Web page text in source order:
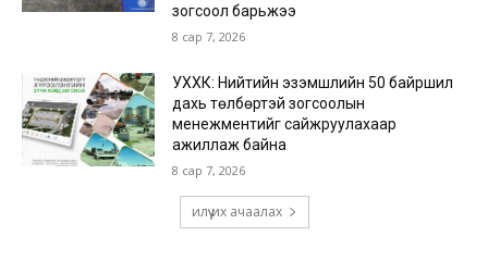
зогсоол барьжээ
8 сар 7, 2026
УХХК: Нийтийн эзэмшлийн 50 байршил
дахь төлбөртэй зогсоолын
менежментийг сайжруулахаар
ажиллаж байна
8 сар 7, 2026
илүү их ачаалах